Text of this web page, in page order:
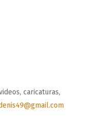
caricaturas,